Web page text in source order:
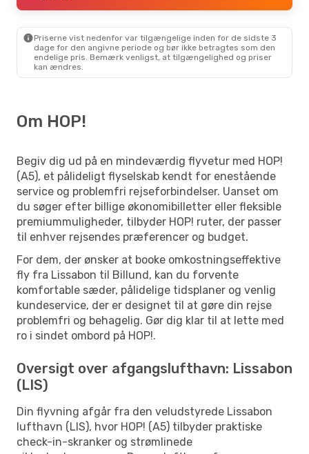
Priserne vist nedenfor var tilgængelige inden for de sidste 3
dage for den angivne periode og bør ikke betragtes som den
endelige pris. Bemærk venligst, at tilgængelighed og priser
kan ændres.
Om HOP!
Begiv dig ud på en mindeværdig flyvetur med HOP!
(A5), et pålideligt flyselskab kendt for enestående
service og problemfri rejseforbindelser. Uanset om
du søger efter billige økonomibilletter eller fleksible
premiummuligheder, tilbyder HOP! ruter, der passer
til enhver rejsendes præferencer og budget.
For dem, der ønsker at booke omkostningseffektive
fly fra Lissabon til Billund, kan du forvente
komfortable sæder, pålidelige tidsplaner og venlig
kundeservice, der er designet til at gøre din rejse
problemfri og behagelig. Gør dig klar til at lette med
ro i sindet ombord på HOP!.
Oversigt over afgangslufthavn: Lissabon
(LIS)
Din flyvning afgår fra den veludstyrede Lissabon
lufthavn (LIS), hvor HOP! (A5) tilbyder praktiske
check-in-skranker og strømlinede